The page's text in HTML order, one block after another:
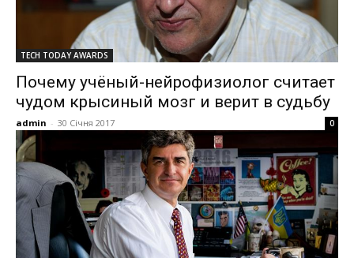
TECH TODAY AWARDS
Почему учёный-нейрофизиолог считает
чудом крысиный мозг и верит в судьбу
admin - 30 Січня 2017 0